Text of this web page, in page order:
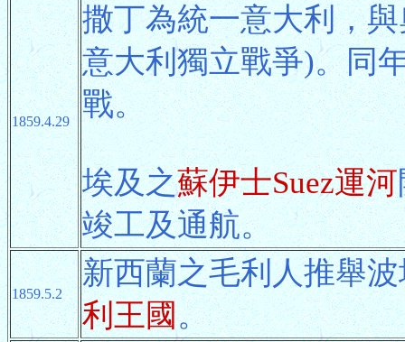
1859.4.29
撒丁為統一意大利，
意大利獨立戰爭)。同
戰。
埃及之蘇伊士Suez運河
竣工及通航。
1859.5.2
新西蘭之毛利人推舉
利王國。